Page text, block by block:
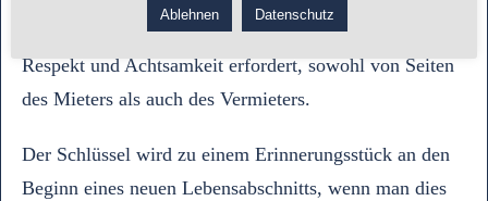
in die Privatsphäre ist ein sensibler Übergang, der
Respekt und Achtsamkeit erfordert, sowohl von Seiten
des Mieters als auch des Vermieters.
Der Schlüssel wird zu einem Erinnerungsstück an den
Beginn eines neuen Lebensabschnitts, wenn man dies
Ablehnen Datenschutz